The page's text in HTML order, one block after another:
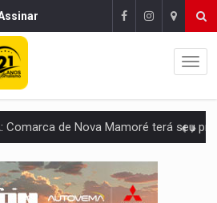
Comarca de Nova Mamoré terá seu primeiro
FÚRIA:Assessoria denuncia suposto ataque com perfis
de delivery sofre fratura após mulher